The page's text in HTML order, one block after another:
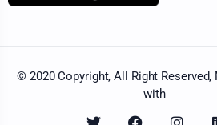
© 2020 Copyright, All Right Reserved,
with